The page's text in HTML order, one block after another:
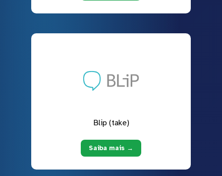
Blip (take)
Saiba mais →